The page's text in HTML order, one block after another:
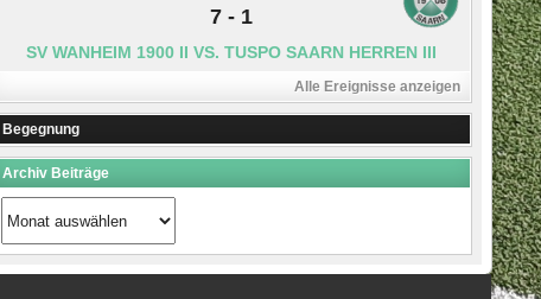
7- 1
SV WANHEIM 1900 II VS. TUSPO SAARN HERREN III
Alle Ereignisse anzeigen
Begegnung
Archiv Beiträge
Archiv
Beiträge